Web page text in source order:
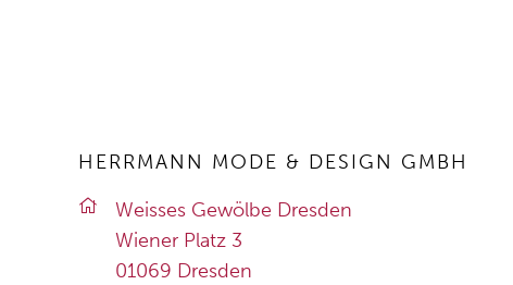
HERRMANN MODE & DESIGN GMBH
Weis­ses Ge­wöl­be Dres­den
Wie­ner Platz 3
01069 Dres­den